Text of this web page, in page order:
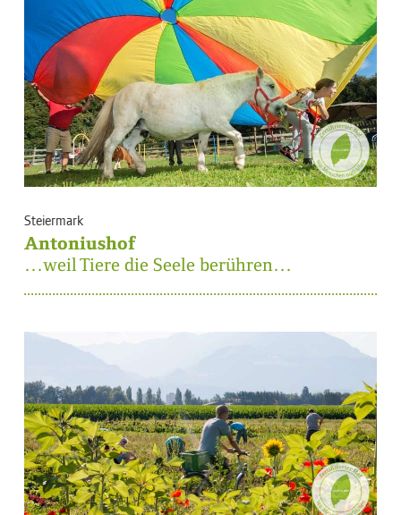
Steiermark
Antoniushof
…weil Tiere die Seele berühren…